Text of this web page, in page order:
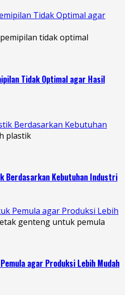
Tidak Optimal agar
Tidak Optimal agar Hasil
Berdasarkan Kebutuhan
Berdasarkan Kebutuhan Industri
Pemula agar Produksi Lebih
agar Produksi Lebih Mudah